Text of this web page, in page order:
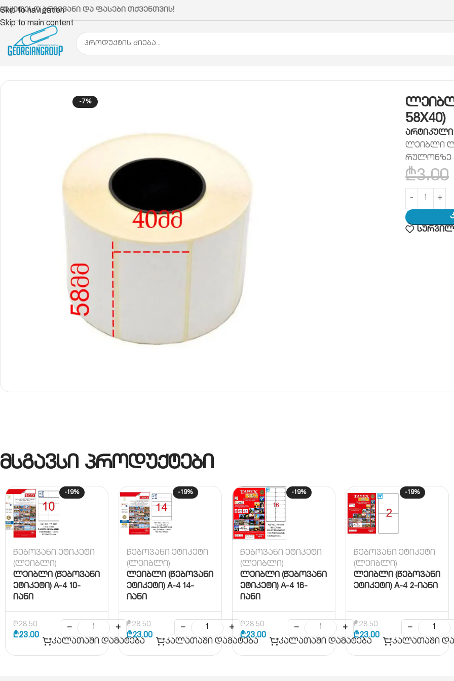
Skip to navigation
Skip to main content
არჩევანი და ფასები თქვენთვის!
-7%
58X40)
ლეიბლი
რულონზე
₾3.00
მსგავსი პროდუქტები
-19%
წებოვანი ეტიკეტი
(ლეიბლი)
ლეიბლი (წებოვანი
ეტიკეტი) A-4 10-
იანი
₾28.50
₾23.00
−
+
კალათაში დამატება
-19%
წებოვანი ეტიკეტი
(ლეიბლი)
ლეიბლი (წებოვანი
ეტიკეტი) A-4 14-
იანი
₾28.50
₾23.00
−
+
კალათაში დამატება
-19%
წებოვანი ეტიკეტი
(ლეიბლი)
ლეიბლი (წებოვანი
ეტიკეტი) A-4 16-
იანი
₾28.50
₾23.00
−
+
კალათაში დამატება
-19%
წებოვანი ეტიკეტი
(ლეიბლი)
ლეიბლი (წებოვანი
ეტიკეტი) A-4 2-იანი
₾28.50
₾23.00
−
კალათაში